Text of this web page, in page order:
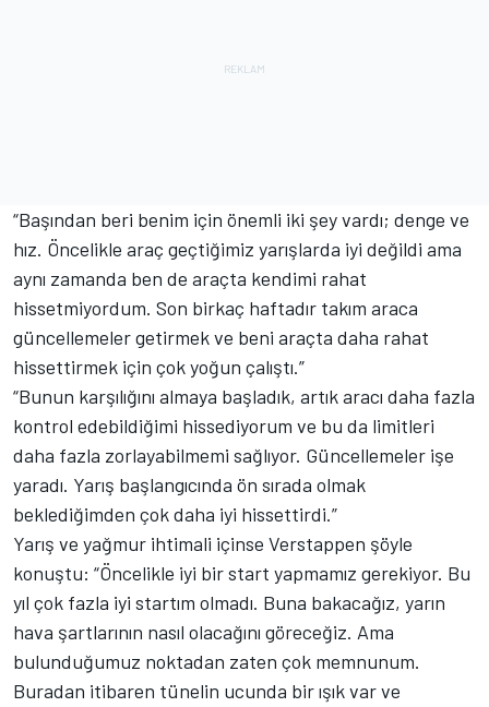
“Başından beri benim için önemli iki şey vardı; denge ve
hız. Öncelikle araç geçtiğimiz yarışlarda iyi değildi ama
aynı zamanda ben de araçta kendimi rahat
hissetmiyordum. Son birkaç haftadır takım araca
güncellemeler getirmek ve beni araçta daha rahat
hissettirmek için çok yoğun çalıştı.”
“Bunun karşılığını almaya başladık, artık aracı daha fazla
kontrol edebildiğimi hissediyorum ve bu da limitleri
daha fazla zorlayabilmemi sağlıyor. Güncellemeler işe
yaradı. Yarış başlangıcında ön sırada olmak
beklediğimden çok daha iyi hissettirdi.”
Yarış ve yağmur ihtimali içinse Verstappen şöyle
konuştu: “Öncelikle iyi bir start yapmamız gerekiyor. Bu
yıl çok fazla iyi startım olmadı. Buna bakacağız, yarın
hava şartlarının nasıl olacağını göreceğiz. Ama
bulunduğumuz noktadan zaten çok memnunum.
Buradan itibaren tünelin ucunda bir ışık var ve